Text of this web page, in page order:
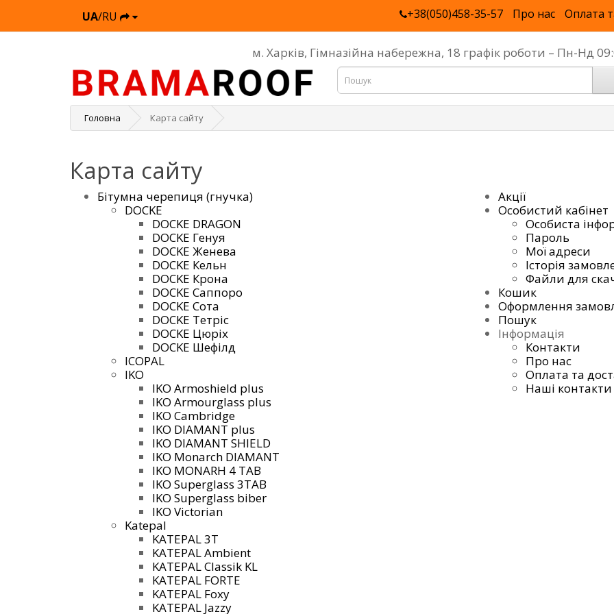
UA/RU +38(050)458-35-57 Про нас Оплата
м. Харків, Гімназійна набережна, 18 графік роботи – Пн-Нд
Головна Карта сайту
Карта сайту
Бітумна черепиця (гнучка)
DOCKE
DOCKE DRAGON
DOCKE Генуя
DOCKE Женева
DOCKE Кельн
DOCKE Крона
DOCKE Саппоро
DOCKE Сота
DOCKE Тетріс
DOCKE Цюріх
DOCKE Шефілд
ICOPAL
IKO
IKO Armoshield plus
IKO Armourglass plus
IKO Cambridge
IKO DIAMANT plus
IKO DIAMANT SHIELD
IKO Monarch DIAMANT
IKO MONARH 4 TAB
IKO Superglass 3TAB
IKO Superglass biber
IKO Victorian
Katepal
KATEPAL 3T
KATEPAL Ambient
KATEPAL Classik KL
KATEPAL FORTE
KATEPAL Foxy
KATEPAL Jazzy
Акції
Особистий кабінет
Особиста
Пароль
Мої адреси
Історія
Файли для
Кошик
Оформлення
Пошук
Інформація
Контакти
Про нас
Оплата та
Наші контакти